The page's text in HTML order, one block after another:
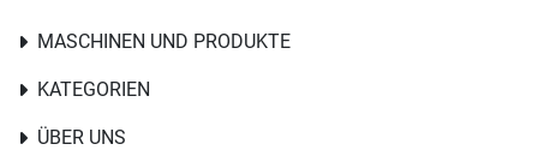
MASCHINEN UND PRODUKTE
KATEGORIEN
ÜBER UNS